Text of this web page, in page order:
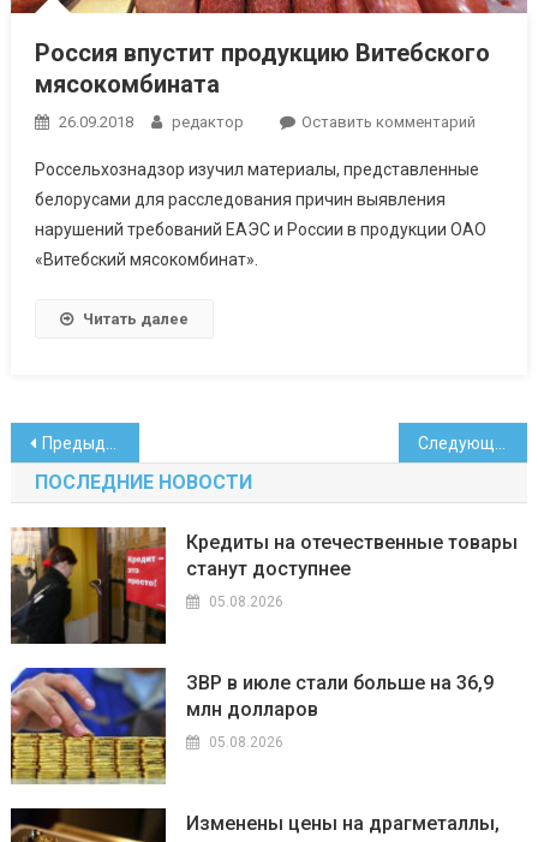
Россия впустит продукцию Витебского
мясокомбината
26.09.2018 редактор Оставить комментарий
впустит
Россельхознадзор изучил материалы, представленные
белорусами для расследования причин выявления
нарушений требований ЕАЭС и России в продукции ОАО
«Витебский мясокомбинат».
Читать далее
Навигация
по
записям
Предыдущие записи
ПОСЛЕДНИЕ НОВОСТИ
Кредиты на отечественные товары
станут доступнее
05.08.2026
ЗВР в июле стали больше на 36,9
млн долларов
05.08.2026
Изменены цены на драгметаллы,